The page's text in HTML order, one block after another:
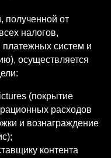
полученной от
налогов,
платежных систем и
осуществляется
(покрытие
расходов
и вознаграждение
контента